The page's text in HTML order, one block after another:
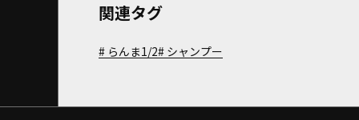
関連タグ
らんま1/2 シャンプー